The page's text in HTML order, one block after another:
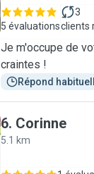
5 évaluations
3
clients
Je m'occupe de
craintes !
Répond
6. Corinne
5.1 km